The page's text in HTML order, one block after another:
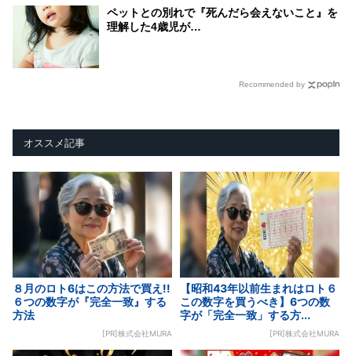
ペットとの別れで『死んだら会えないこと』を
理解した4歳児が…
Recommended by
オススメ記事
８月のロト6はこの方法で買え!!
６つの数字が『完全一致』する
方法
[PR]株式会社MURA
【昭和43年以前生まれはロト６
この数字を買うべき】6つの数
字が「完全一致」する方...
[PR]株式会社MURA